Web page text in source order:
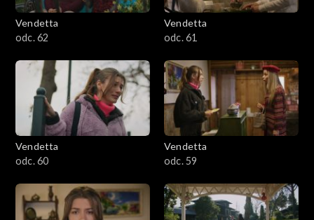
Vendetta
odc. 62
Vendetta
odc. 61
Vendetta
odc. 60
Vendetta
odc. 59